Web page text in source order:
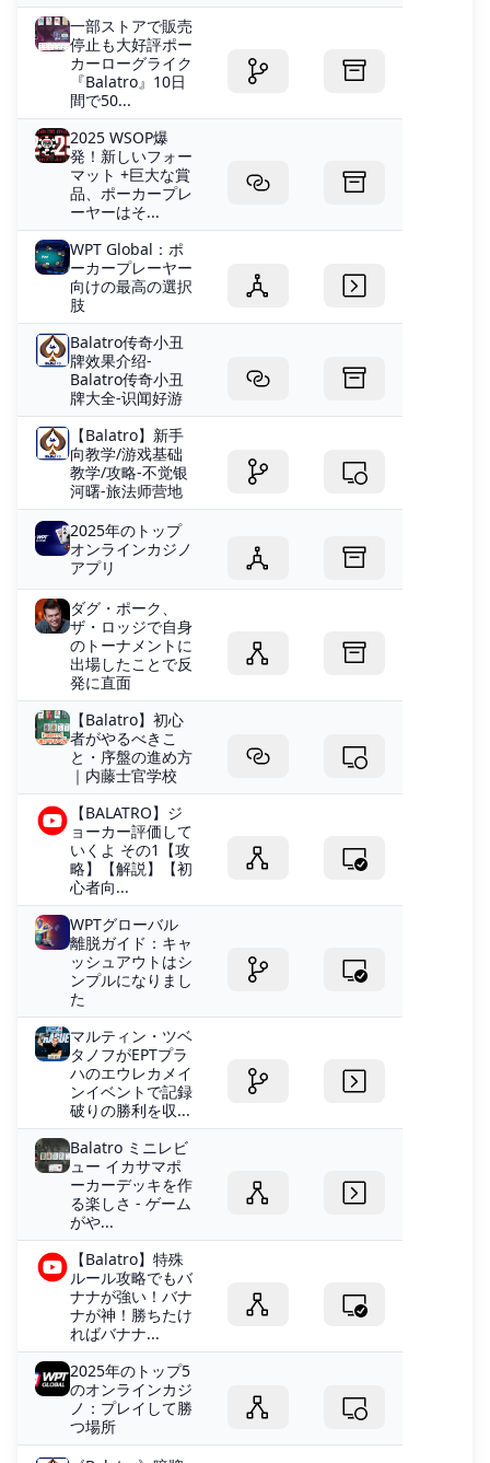
一部ストアで販売
停止も大好評ポー
カーローグライク
『Balatro』10日
間で50...
2025 WSOP爆
発！新しいフォー
マット +巨大な賞
品、ポーカープレ
ーヤーはそ...
WPT Global：ポ
ーカープレーヤー
向けの最高の選択
肢
Balatro传奇小丑
牌效果介绍-
Balatro传奇小丑
牌大全-识闻好游
【Balatro】新手
向教学/游戏基础
教学/攻略-不觉银
河曙-旅法师营地
2025年のトップ
オンラインカジノ
アプリ
ダグ・ポーク、
ザ・ロッジで自身
のトーナメントに
出場したことで反
発に直面
【Balatro】初心
者がやるべきこ
と・序盤の進め方
｜内藤士官学校
【BALATRO】ジ
ョーカー評価して
いくよ その1【攻
略】【解説】【初
心者向...
WPTグローバル
離脱ガイド：キャ
ッシュアウトはシ
ンプルになりまし
た
マルティン・ツベ
タノフがEPTプラ
ハのエウレカメイ
ンイベントで記録
破りの勝利を収...
Balatro ミニレビ
ュー イカサマポ
ーカーデッキを作
る楽しさ - ゲーム
がや...
【Balatro】特殊
ルール攻略でもバ
ナナが強い！バナ
ナが神！勝ちたけ
ればバナナ...
2025年のトップ5
のオンラインカジ
ノ：プレイして勝
つ場所